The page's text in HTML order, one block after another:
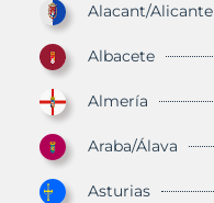
Alacant/Alicante
Albacete
Almería
Araba/Álava
Asturias